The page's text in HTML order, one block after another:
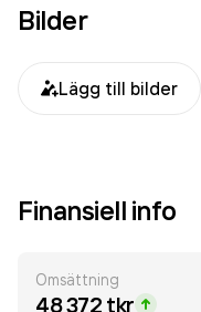
Bilder
Lägg till bilder
Finansiell info
Omsättning
48 372 tkr